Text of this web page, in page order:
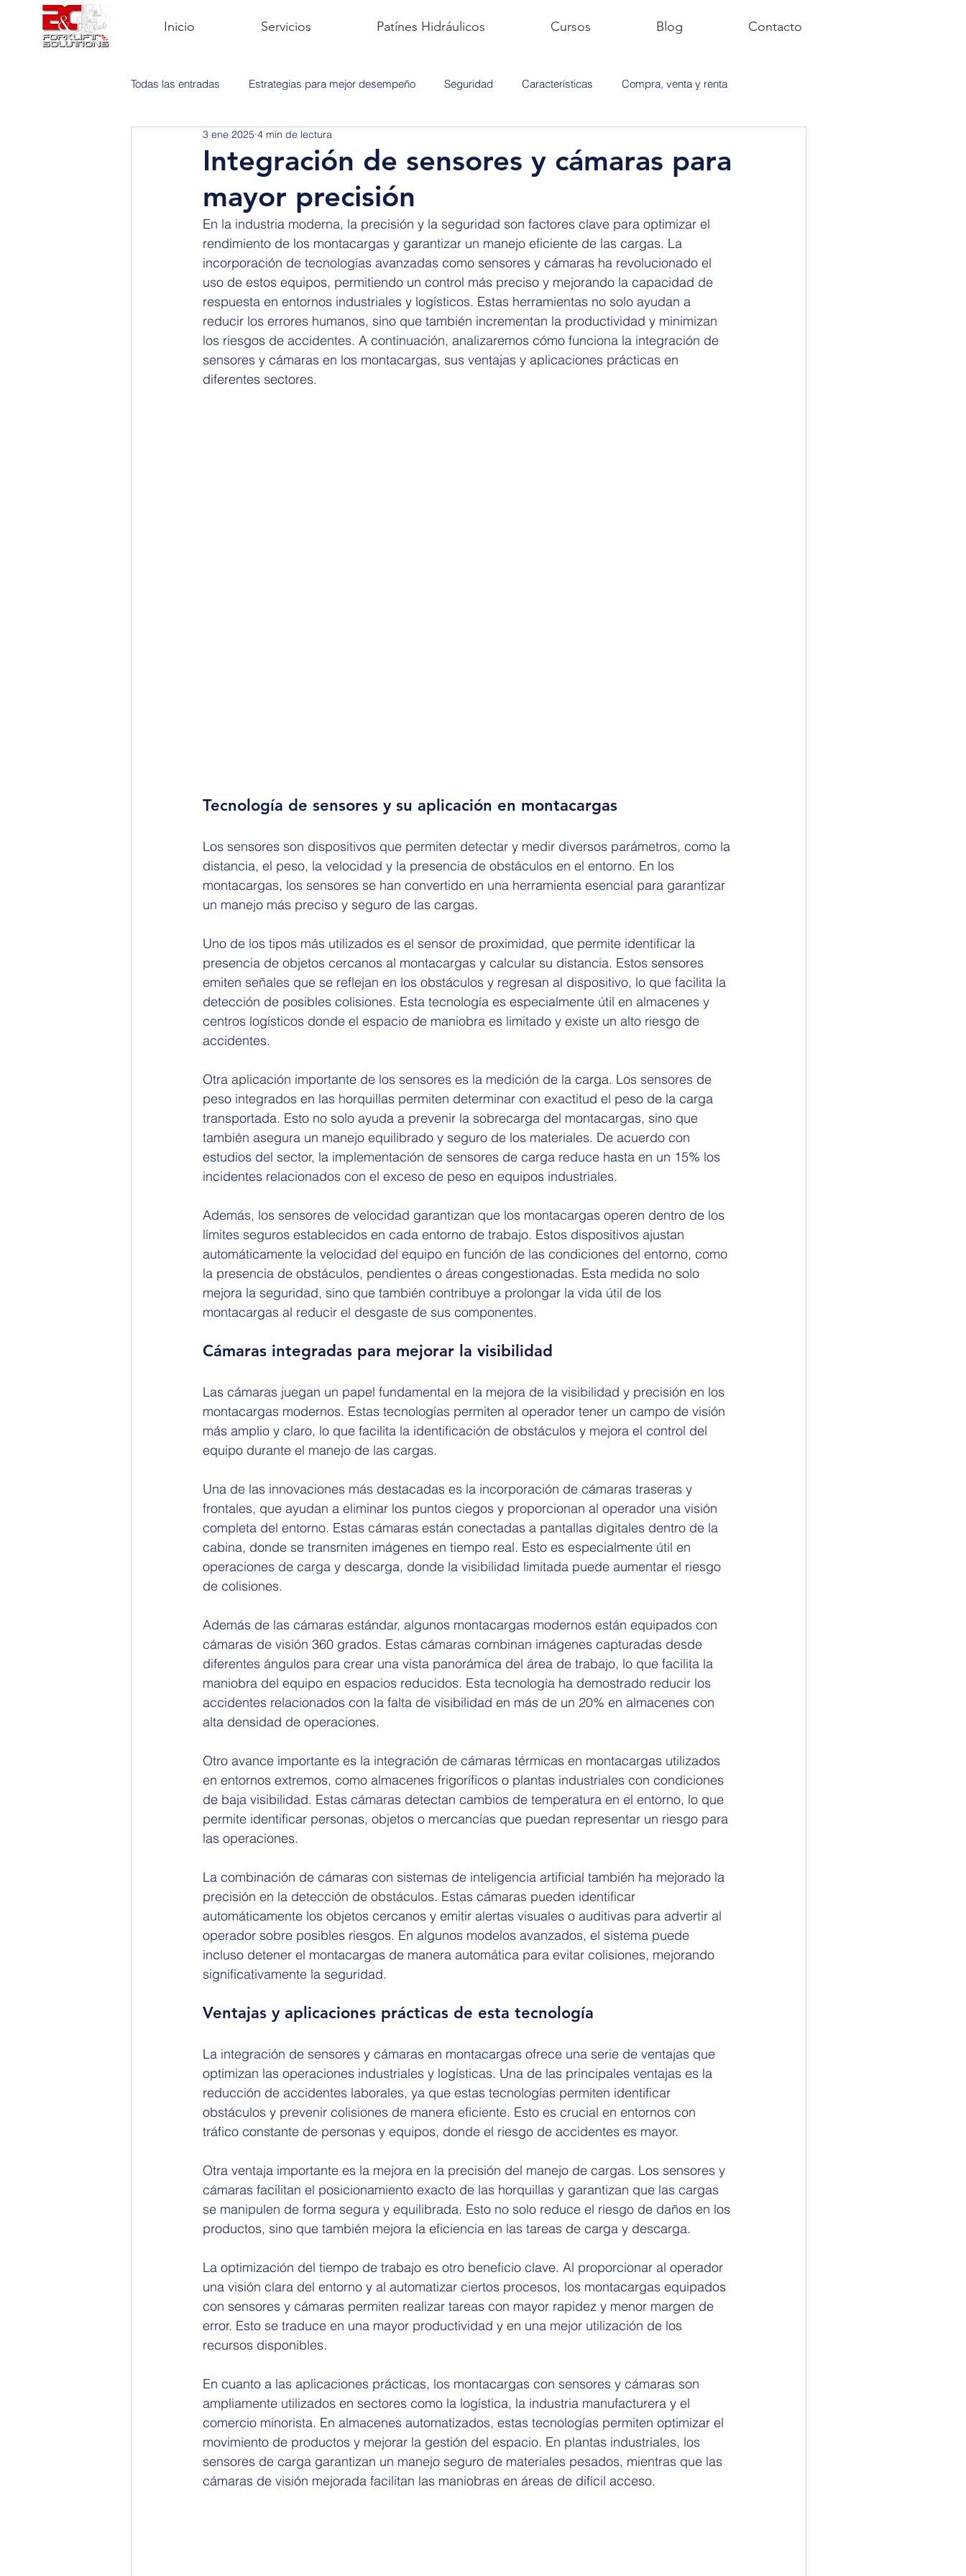
Inicio Servicios Patínes Hidráulicos Cursos Blog Contacto
Todas las entradas Estrategias para mejor desempeño Seguridad Características Compra, venta y renta
Mantenimiento Montacargas
Integración de sensores y cámaras para
mayor precisión
3 ene 2025 4 min de lectura
En la industria moderna, la precisión y la seguridad son factores clave para optimizar el
rendimiento de los montacargas y garantizar un manejo eficiente de las cargas. La
incorporación de tecnologías avanzadas como sensores y cámaras ha revolucionado el
uso de estos equipos, permitiendo un control más preciso y mejorando la capacidad de
respuesta en entornos industriales y logísticos. Estas herramientas no solo ayudan a
reducir los errores humanos, sino que también incrementan la productividad y minimizan
los riesgos de accidentes. A continuación, analizaremos cómo funciona la integración de
sensores y cámaras en los montacargas, sus ventajas y aplicaciones prácticas en
diferentes sectores.
Tecnología de sensores y su aplicación en montacargas
Los sensores son dispositivos que permiten detectar y medir diversos parámetros, como la
distancia, el peso, la velocidad y la presencia de obstáculos en el entorno. En los
montacargas, los sensores se han convertido en una herramienta esencial para garantizar
un manejo más preciso y seguro de las cargas.
Uno de los tipos más utilizados es el sensor de proximidad, que permite identificar la
presencia de objetos cercanos al montacargas y calcular su distancia. Estos sensores
emiten señales que se reflejan en los obstáculos y regresan al dispositivo, lo que facilita la
detección de posibles colisiones. Esta tecnología es especialmente útil en almacenes y
centros logísticos donde el espacio de maniobra es limitado y existe un alto riesgo de
accidentes.
Otra aplicación importante de los sensores es la medición de la carga. Los sensores de
peso integrados en las horquillas permiten determinar con exactitud el peso de la carga
transportada. Esto no solo ayuda a prevenir la sobrecarga del montacargas, sino que
también asegura un manejo equilibrado y seguro de los materiales. De acuerdo con
estudios del sector, la implementación de sensores de carga reduce hasta en un 15% los
incidentes relacionados con el exceso de peso en equipos industriales.
Además, los sensores de velocidad garantizan que los montacargas operen dentro de los
límites seguros establecidos en cada entorno de trabajo. Estos dispositivos ajustan
automáticamente la velocidad del equipo en función de las condiciones del entorno, como
la presencia de obstáculos, pendientes o áreas congestionadas. Esta medida no solo
mejora la seguridad, sino que también contribuye a prolongar la vida útil de los
montacargas al reducir el desgaste de sus componentes.
Cámaras integradas para mejorar la visibilidad
Las cámaras juegan un papel fundamental en la mejora de la visibilidad y precisión en los
montacargas modernos. Estas tecnologías permiten al operador tener un campo de visión
más amplio y claro, lo que facilita la identificación de obstáculos y mejora el control del
equipo durante el manejo de las cargas.
Una de las innovaciones más destacadas es la incorporación de cámaras traseras y
frontales, que ayudan a eliminar los puntos ciegos y proporcionan al operador una visión
completa del entorno. Estas cámaras están conectadas a pantallas digitales dentro de la
cabina, donde se transmiten imágenes en tiempo real. Esto es especialmente útil en
operaciones de carga y descarga, donde la visibilidad limitada puede aumentar el riesgo
de colisiones.
Además de las cámaras estándar, algunos montacargas modernos están equipados con
cámaras de visión 360 grados. Estas cámaras combinan imágenes capturadas desde
diferentes ángulos para crear una vista panorámica del área de trabajo, lo que facilita la
maniobra del equipo en espacios reducidos. Esta tecnología ha demostrado reducir los
accidentes relacionados con la falta de visibilidad en más de un 20% en almacenes con
alta densidad de operaciones.
Otro avance importante es la integración de cámaras térmicas en montacargas utilizados
en entornos extremos, como almacenes frigoríficos o plantas industriales con condiciones
de baja visibilidad. Estas cámaras detectan cambios de temperatura en el entorno, lo que
permite identificar personas, objetos o mercancías que puedan representar un riesgo para
las operaciones.
La combinación de cámaras con sistemas de inteligencia artificial también ha mejorado la
precisión en la detección de obstáculos. Estas cámaras pueden identificar
automáticamente los objetos cercanos y emitir alertas visuales o auditivas para advertir al
operador sobre posibles riesgos. En algunos modelos avanzados, el sistema puede
incluso detener el montacargas de manera automática para evitar colisiones, mejorando
significativamente la seguridad.
Ventajas y aplicaciones prácticas de esta tecnología
La integración de sensores y cámaras en montacargas ofrece una serie de ventajas que
optimizan las operaciones industriales y logísticas. Una de las principales ventajas es la
reducción de accidentes laborales, ya que estas tecnologías permiten identificar
obstáculos y prevenir colisiones de manera eficiente. Esto es crucial en entornos con
tráfico constante de personas y equipos, donde el riesgo de accidentes es mayor.
Otra ventaja importante es la mejora en la precisión del manejo de cargas. Los sensores y
cámaras facilitan el posicionamiento exacto de las horquillas y garantizan que las cargas
se manipulen de forma segura y equilibrada. Esto no solo reduce el riesgo de daños en los
productos, sino que también mejora la eficiencia en las tareas de carga y descarga.
La optimización del tiempo de trabajo es otro beneficio clave. Al proporcionar al operador
una visión clara del entorno y al automatizar ciertos procesos, los montacargas equipados
con sensores y cámaras permiten realizar tareas con mayor rapidez y menor margen de
error. Esto se traduce en una mayor productividad y en una mejor utilización de los
recursos disponibles.
En cuanto a las aplicaciones prácticas, los montacargas con sensores y cámaras son
ampliamente utilizados en sectores como la logística, la industria manufacturera y el
comercio minorista. En almacenes automatizados, estas tecnologías permiten optimizar el
movimiento de productos y mejorar la gestión del espacio. En plantas industriales, los
sensores de carga garantizan un manejo seguro de materiales pesados, mientras que las
cámaras de visión mejorada facilitan las maniobras en áreas de difícil acceso.